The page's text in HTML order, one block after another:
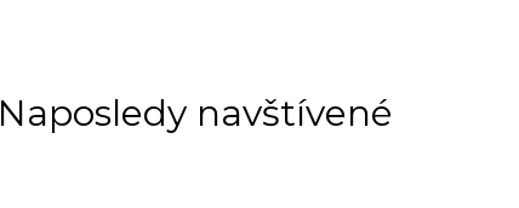
Naposledy navštívené